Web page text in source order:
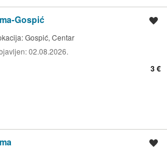
Gospić
Gospić, Centar
02.08.2026.
3 €